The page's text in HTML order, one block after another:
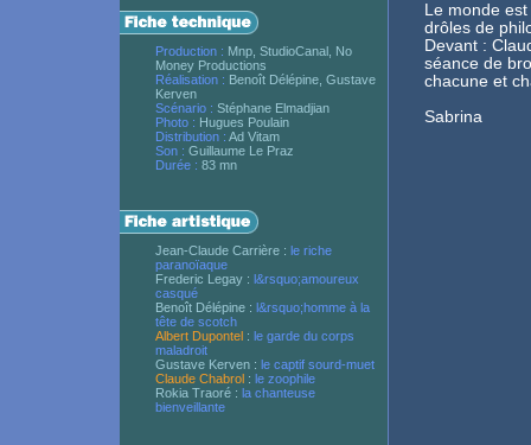
Production : Mnp, StudioCanal, No
Money Productions
Réalisation : Benoît Délépine, Gustave
Kerven
Scénario : Stéphane Elmadjian
Photo : Hugues Poulain
Distribution : Ad Vitam
Son : Guillaume Le Praz
Durée : 83 mn
Jean-Claude Carrière : le riche
paranoïaque
Frederic Legay : l&rsquo;amoureux
casqué
Benoît Délépine : l&rsquo;homme à la
tête de scotch
Albert Dupontel : le garde du corps
maladroit
Gustave Kerven : le captif sourd-muet
Claude Chabrol : le zoophile
Rokia Traoré : la chanteuse
bienveillante
Le monde
drôles de
Devant :
séance de
chacune et
Sabrina